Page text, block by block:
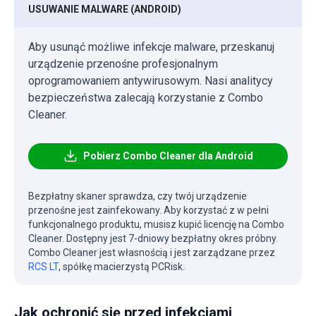
USUWANIE MALWARE (ANDROID)
Aby usunąć możliwe infekcje malware, przeskanuj
urządzenie przenośne profesjonalnym
oprogramowaniem antywirusowym. Nasi analitycy
bezpieczeństwa zalecają korzystanie z Combo
Cleaner.
Pobierz Combo Cleaner dla Android
Bezpłatny skaner sprawdza, czy twój urządzenie
przenośne jest zainfekowany. Aby korzystać z w pełni
funkcjonalnego produktu, musisz kupić licencję na Combo
Cleaner. Dostępny jest 7-dniowy bezpłatny okres próbny.
Combo Cleaner jest własnością i jest zarządzane przez
RCS LT, spółkę macierzystą PCRisk.
Jak ochronić się przed infekcjami